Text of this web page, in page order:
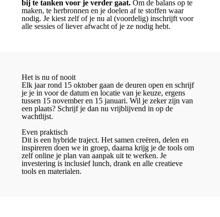
bij te tanken voor je verder gaat. Om de balans op te
maken, te herbronnen en je doelen af te stoffen waar
nodig. Je kiest zelf of je nu al (voordelig) inschrijft voor
alle sessies of liever afwacht of je ze nodig hebt.
Het is nu of nooit
Elk jaar rond 15 oktober gaan de deuren open en schrijf
je je in voor de datum en locatie van je keuze, ergens
tussen 15 november en 15 januari. Wil je zeker zijn van
een plaats? Schrijf je dan nu vrijblijvend in op de
wachtlijst.
Even praktisch
Dit is een hybride traject. Het samen creëren, delen en
inspireren doen we in groep, daarna krijg je de tools om
zelf online je plan van aanpak uit te werken. Je
investering is inclusief lunch, drank en alle creatieve
tools en materialen.